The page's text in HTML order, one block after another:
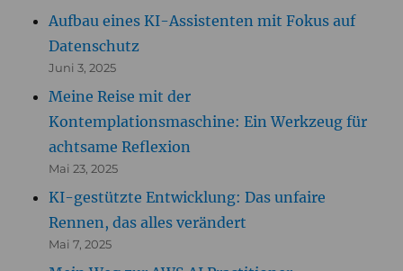
Aufbau eines KI-Assistenten mit Fokus auf
Datenschutz
Juni 3, 2025
Meine Reise mit der
Kontemplationsmaschine: Ein Werkzeug für
achtsame Reflexion
Mai 23, 2025
KI-gestützte Entwicklung: Das unfaire
Rennen, das alles verändert
Mai 7, 2025